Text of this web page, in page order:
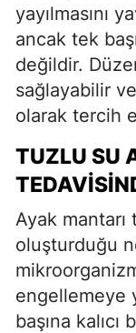
yayılmasını
ancak tek
değildir.
sağlayabilir
olarak tercih
TUZLU SU
Ayak
oluşturduğu
engellemeye
başına